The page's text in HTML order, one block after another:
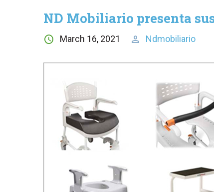
ND Mobiliario presenta
March 16, 2021 Ndmobiliario